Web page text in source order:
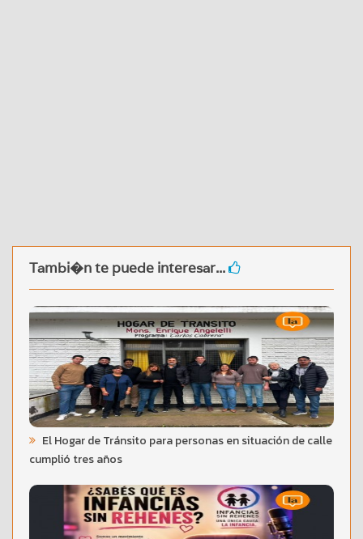
Tambi�n te puede interesar...
El Hogar de Tránsito para personas en situación de calle
cumplió tres años